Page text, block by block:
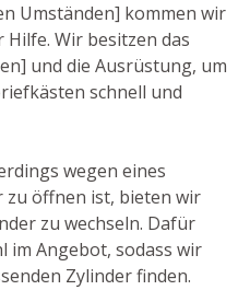
Umständen] kommen wir
Wir besitzen das
und die Ausrüstung, um
schnell und
wegen eines
zu öffnen ist, bieten wir
zu wechseln. Dafür
im Angebot, sodass wir
Zylinder finden.